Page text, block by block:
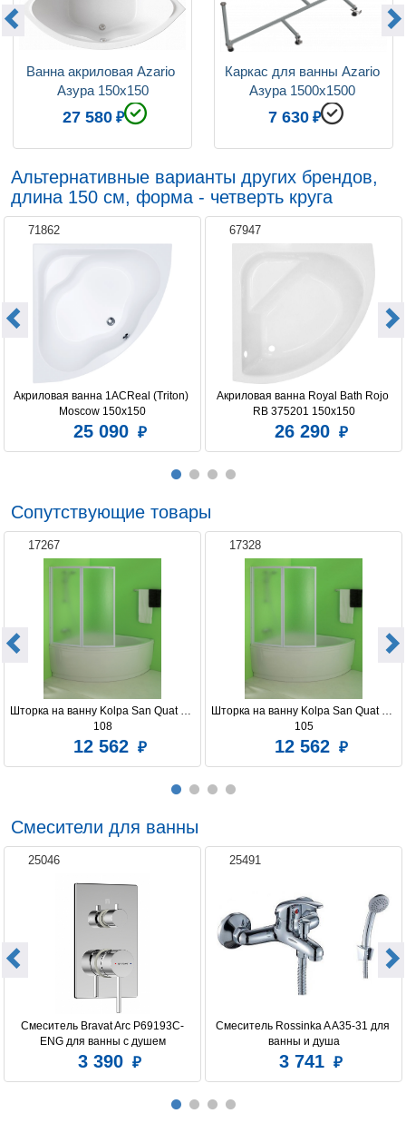
Ванна акриловая Azario
Азура 150х150
27 580
Каркас для ванны Azario
Азура 1500х1500
(АЗК0001)
7 630
Альтернативные варианты других брендов,
длина 150 см, форма - четверть круга
71862
Акриловая ванна 1ACReal (Triton)
Moscow 150x150
25 090
67947
Акриловая ванна Royal Bath Rojo
RB 375201 150х150
26 290
Сопутствующие товары
17267
Шторка на ванну Kolpa San Quat TP
108
12 562
17328
Шторка на ванну Kolpa San Quat TP
105
12 562
Смесители для ванны
25046
Смеситель Bravat Arc P69193C-
ENG для ванны с душем
3 390
25491
Смеситель Rossinka A A35-31 для
ванны и душа
3 741